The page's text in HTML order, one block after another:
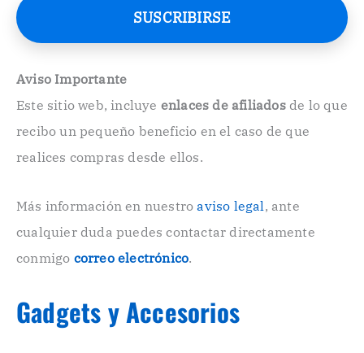
e
o
e
t
ó
n
o
.
SUSCRIBIRSE
Aviso Importante
Este sitio web, incluye enlaces de afiliadosde lo que
recibo un pequeño beneficio en el caso de que
realices compras desde ellos.
Más información en nuestroaviso legal , ante
cualquier duda puedes contactar directamente
conmigo correo electrónico.
Gadgets y Accesorios